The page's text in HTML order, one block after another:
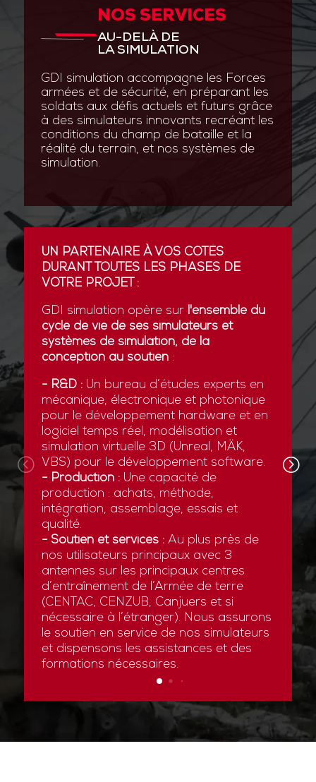
NOS SERVICES
AU-DELÀ DE
LA SIMULATION
GDI simulation accompagne les Forces
armées et de sécurité, en préparant les
soldats aux défis actuels et futurs grâce
à des simulateurs innovants recréant les
conditions du champ de bataille et la
réalité du terrain, et nos systèmes de
simulation.
UN PARTENAIRE À VOS CÔTÉS
DURANT TOUTES LES PHASES DE
VOTRE PROJET :
GDI simulation opère sur l'ensemble du
cycle de vie de ses simulateurs et
systèmes de simulation, de la
conception au soutien:
- R&D :Un bureau d’études experts en
mécanique, électronique et photonique
pour le développement hardware et en
logiciel temps réel, modélisation et
simulation virtuelle 3D (Unreal, MÄK,
VBS) pour le développement software.
- Production :Une capacité de
production : achats, méthode,
intégration, assemblage, essais et
qualité.
- Soutien et services :Au plus près de
nos utilisateurs principaux avec 3
antennes sur les principaux centres
d’entraînement de l’Armée de terre
(CENTAC, CENZUB, Canjuers et si
nécessaire à l’étranger). Nous assurons
le soutien en service de nos simulateurs
et dispensons les assistances et des
formations nécessaires.